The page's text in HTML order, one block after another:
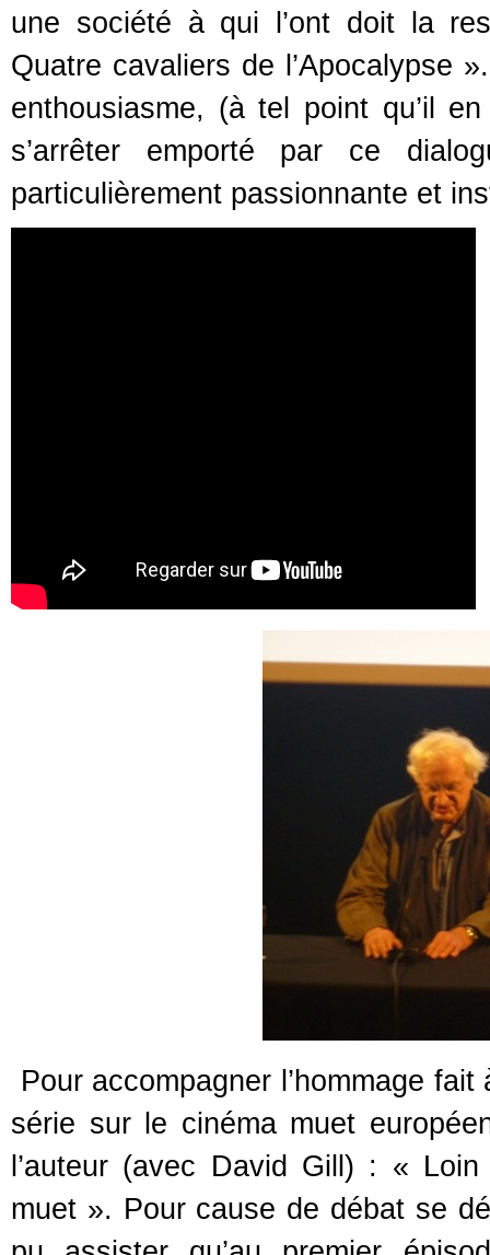
une société à qui l’ont doit la
Quatre cavaliers de l’Apocalypse
enthousiasme, (à tel point qu’il
s’arrêter emporté par ce
particulièrement passionnante et
Pour accompagner l’hommage
série sur le cinéma muet
l’auteur (avec David Gill) : «
muet ». Pour cause de débat se